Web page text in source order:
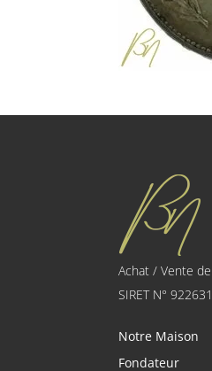
Achat / Vente
SIRET N°
Notre Maison
Fondateur